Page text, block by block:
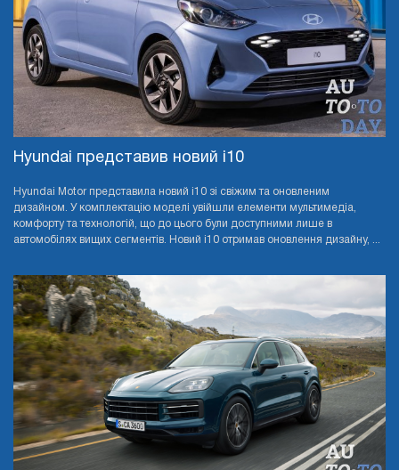
Hyundai представив новий i10
Hyundai Motor представила новий i10 зі свіжим та оновленим
дизайном. У комплектацію моделі увійшли елементи мультимедіа,
комфорту та технологій, що до цього були доступними лише в
автомобілях вищих сегментів. Новий i10 отримав оновлення дизайну, ...